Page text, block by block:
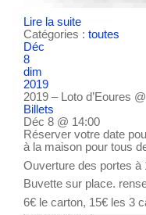
Lire la suite
Catégories : toutes
Déc
8
dim
2019
2019 – Loto d’Eoures
Billets
Déc 8 @ 14:00
Réserver votre date
à la maison pour tous
Ouverture des portes à
Buvette sur place.
6€ le carton, 15€ les 3